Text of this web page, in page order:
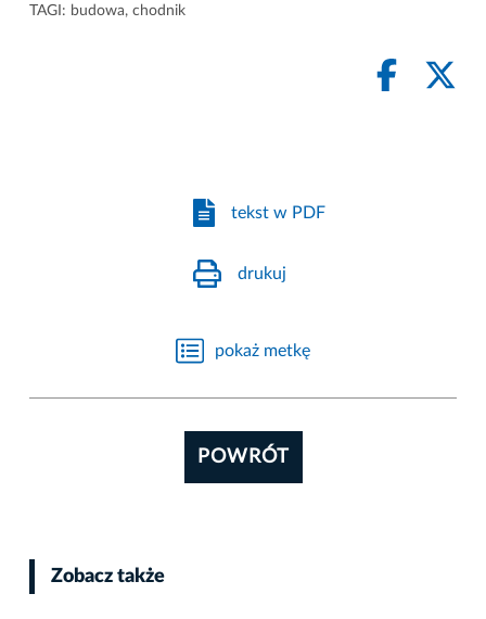
TAGI: budowa, chodnik
tekst w PDF
drukuj
pokaż metkę
POWRÓT
Zobacz także